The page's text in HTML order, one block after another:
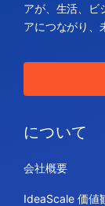
アが、生活、ビ
アにつながり、
について
会社概要
IdeaScale 価値